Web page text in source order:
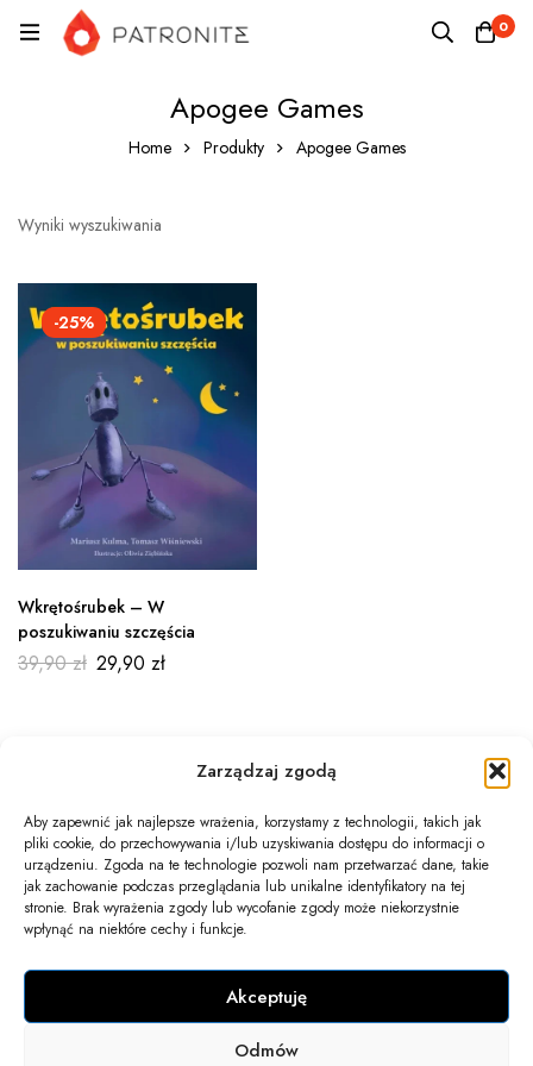
Zarządzaj zgodą
Aby zapewnić jak najlepsze wrażenia, korzystamy z technologii, takich jak
pliki cookie, do przechowywania i/lub uzyskiwania dostępu do informacji o
urządzeniu. Zgoda na te technologie pozwoli nam przetwarzać dane, takie
jak zachowanie podczas przeglądania lub unikalne identyfikatory na tej
stronie. Brak wyrażenia zgody lub wycofanie zgody może niekorzystnie
wpłynąć na niektóre cechy i funkcje.
Akceptuję
Odmów
0
Apogee Games
Home Produkty Apogee Games
Wyniki wyszukiwania
-25%
Wkrętośrubek – W
poszukiwaniu szczęścia
39,90zł 29,90 zł
Newsletter
Informacje
Twoje konto
Kontakt